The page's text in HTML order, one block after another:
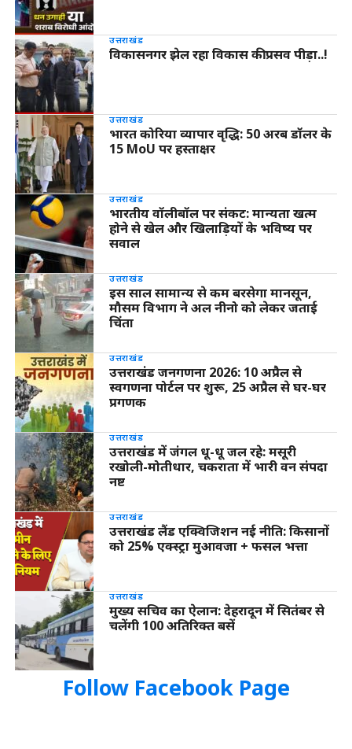
उत्तराखंड
विकासनगर झेल रहा विकास की प्रसव पीड़ा..!
उत्तराखंड
भारत कोरिया व्यापार वृद्धि: 50 अरब डॉलर के
15 MoU पर हस्ताक्षर
उत्तराखंड
भारतीय वॉलीबॉल पर संकट: मान्यता खत्म
होने से खेल और खिलाड़ियों के भविष्य पर
सवाल
उत्तराखंड
इस साल सामान्य से कम बरसेगा मानसून,
मौसम विभाग ने अल नीनो को लेकर जताई
चिंता
उत्तराखंड
उत्तराखंड जनगणना 2026: 10 अप्रैल से
स्वगणना पोर्टल पर शुरू, 25 अप्रैल से घर-घर
प्रगणक
उत्तराखंड
उत्तराखंड में जंगल धू-धू जल रहे: मसूरी
रखोली-मोतीधार, चकराता में भारी वन संपदा
नष्ट
उत्तराखंड
उत्तराखंड लैंड एक्विजिशन नई नीति: किसानों
को 25% एक्स्ट्रा मुआवजा + फसल भत्ता
उत्तराखंड
मुख्य सचिव का ऐलान: देहरादून में सितंबर से
चलेंगी 100 अतिरिक्त बसें
Follow Facebook Page